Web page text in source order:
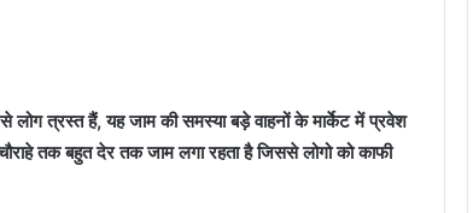
त्रस्त हैं, यह जाम की समस्या बड़े वाहनों के मार्केट में प्रवेश
तक बहुत देर तक जाम लगा रहता है जिससे लोगो को काफी